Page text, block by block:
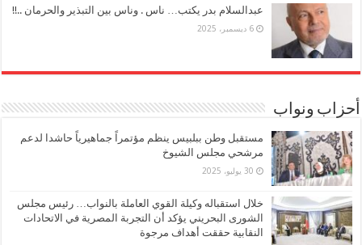
عبدالسلام بدر يكتب… ناس . وناس بين التبذير والحرمان ..!!
6 ديسمبر، 2025
أحزاب ونواب
مستقبل وطن ببلبيس ينظم مؤتمراً جماهيرياً حاشدا لدعم
مرشحي مجلس الشيوخ
30 يوليو، 2025
خلال استقباله وكيلة القوي العاملة بالنواب… رئيس مجلس
الشورى البحريني يؤكد أن التجربة المصرية في الاتحادات
النقابية حققت أهداف مرجوة